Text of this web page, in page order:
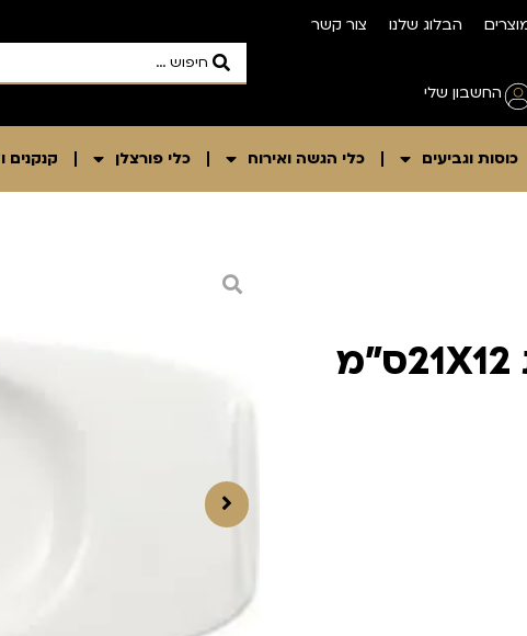
הבלוג שלנו
צור קשר
החשבון שלי
כוסות וגביעים כלי הגשה ואירוח כלי פורצלן קנקנים
צלחת פורצן יוקרתית 21X12ס"מ